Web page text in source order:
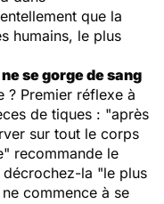
que la
humains, le plus
se gorge de sang
? Premier réflexe à
de tiques : "après
sur tout le corps
" recommande le
décrochez-la "le plus
commence à se